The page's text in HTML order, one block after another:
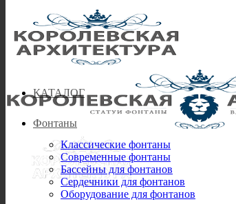
КАТАЛОГ
Фонтаны
Классические фонтаны
Современные фонтаны
Бассейны для фонтанов
Сердечники для фонтанов
Оборудование для фонтанов